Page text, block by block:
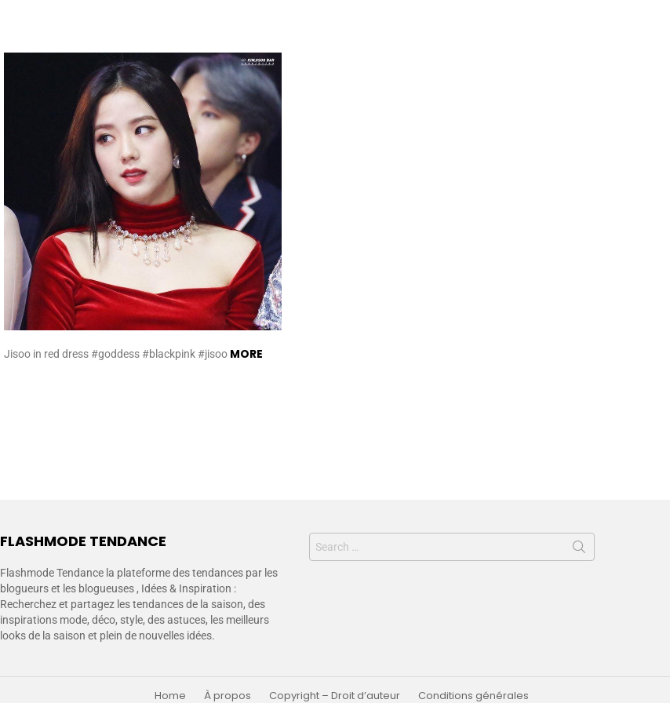
Jisoo in red dress #goddess #blackpink #jisoo MORE
FLASHMODE TENDANCE
Flashmode Tendance la plateforme des tendances par les
blogueurs et les blogueuses , Idées & Inspiration :
Recherchez et partagez les tendances de la saison, des
inspirations mode, déco, style, des astuces, les meilleurs
looks de la saison et plein de nouvelles idées.
Home À propos Copyright – Droit d’auteur
Conditions générales